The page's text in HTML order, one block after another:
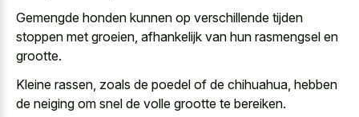
Gemengde honden kunnen op verschillende tijden
stoppen met groeien, afhankelijk van hun rasmengsel en
grootte.
Kleine rassen, zoals de poedel of de chihuahua, hebben
de neiging om snel de volle grootte te bereiken.